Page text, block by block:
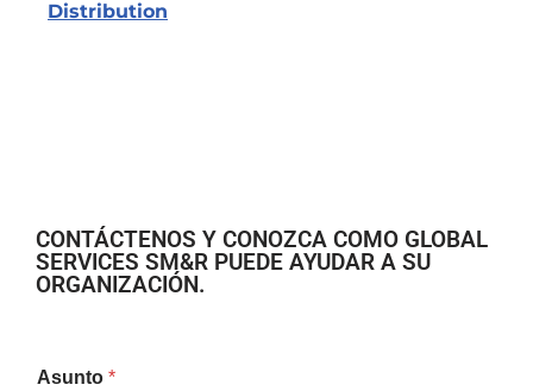
Distribution
CONTÁCTENOS Y CONOZCA COMO GLOBAL
SERVICES SM&R PUEDE AYUDAR A SU
ORGANIZACIÓN.
Asunto *